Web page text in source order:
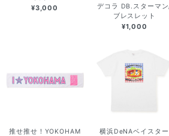
¥3,000
デコラ DB.スターマ
ブレスレット
¥1,000
推せ推せ！YOKOHAM
横浜DeNAベイスター